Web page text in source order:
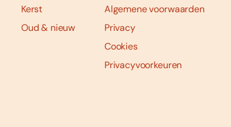
Kerst
Oud & nieuw
Algemene voorwaarden
Privacy
Cookies
Privacyvoorkeuren